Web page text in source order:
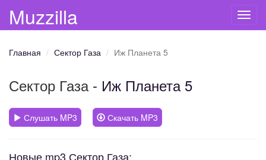
Muzzilla
Главная Сектор Газа Иж Планета 5
Сектор Газа- Иж Планета 5
Слушать MP3 Скачать MP3
Новые mp3 Сектор Газа: